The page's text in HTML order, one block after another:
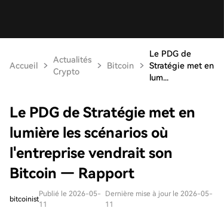
Accueil
Actualités
Crypto
Bitcoin
Le PDG de
Stratégie met en
lum...
Le PDG de Stratégie met en
lumière les scénarios où
l'entreprise vendrait son
Bitcoin — Rapport
bitcoinist
Publié le 2026-05-
11
Dernière mise à jour le 2026-05-
11